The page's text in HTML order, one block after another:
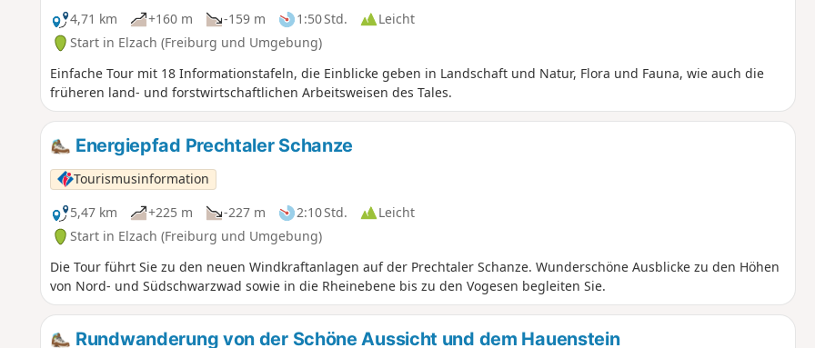
4,71 km
+160 m -159 m 1:50 Std.
Leicht
Start in Elzach (Freiburg und Umgebung)
Einfache Tour mit 18 Informationstafeln, die Einblicke geben in Landschaft und Natur, Flora und Fauna, wie auch die
früheren land- und forstwirtschaftlichen Arbeitsweisen des Tales.
Energiepfad Prechtaler Schanze
Tourismusinformation
5,47 km
+225 m -227 m 2:10 Std.
Leicht
Start in Elzach (Freiburg und Umgebung)
Die Tour führt Sie zu den neuen Windkraftanlagen auf der Prechtaler Schanze. Wunderschöne Ausblicke zu den Höhen
von Nord- und Südschwarzwad sowie in die Rheinebene bis zu den Vogesen begleiten Sie.
Rundwanderung von der Schöne Aussicht und dem Hauenstein